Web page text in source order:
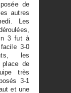
de
autres
Les
3 fut à
3-0
les
place de
très
3-1
et une